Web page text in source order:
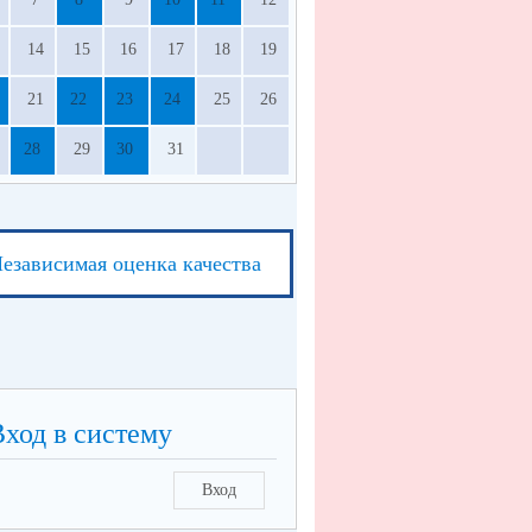
14 15 16 17 18 19
21 22 23 24 25 26
28 29 30 31
оценка качества
в систему
Вход